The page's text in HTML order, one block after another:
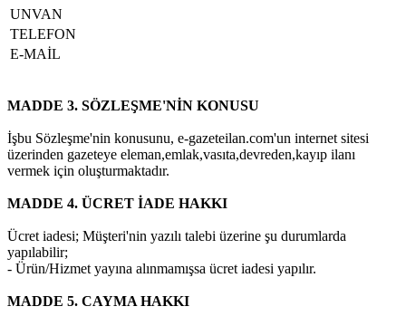
UNVAN
TELEFON
E-MAİL
MADDE 3. SÖZLEŞME'NİN KONUSU
İşbu Sözleşme'nin konusunu, e-gazeteilan.com'un internet sitesi
üzerinden gazeteye eleman,emlak,vasıta,devreden,kayıp ilanı
vermek için oluşturmaktadır.
MADDE 4. ÜCRET İADE HAKKI
Ücret iadesi; Müşteri'nin yazılı talebi üzerine şu durumlarda
yapılabilir;
- Ürün/Hizmet yayına alınmamışsa ücret iadesi yapılır.
MADDE 5. CAYMA HAKKI